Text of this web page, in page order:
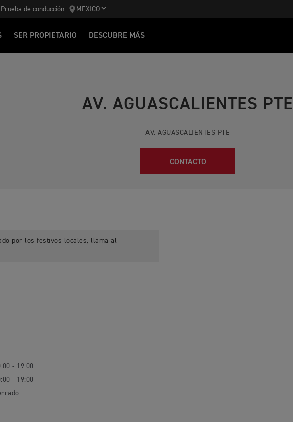
Prueba de conducción MEXICO
SER PROPIETARIO DESCUBRE MÁS
AV. AGUASCALIENTES PTE
AV. AGUASCALIENTES PTE
CONTACTO
por los festivos locales, llama al
- 19:00
- 19:00